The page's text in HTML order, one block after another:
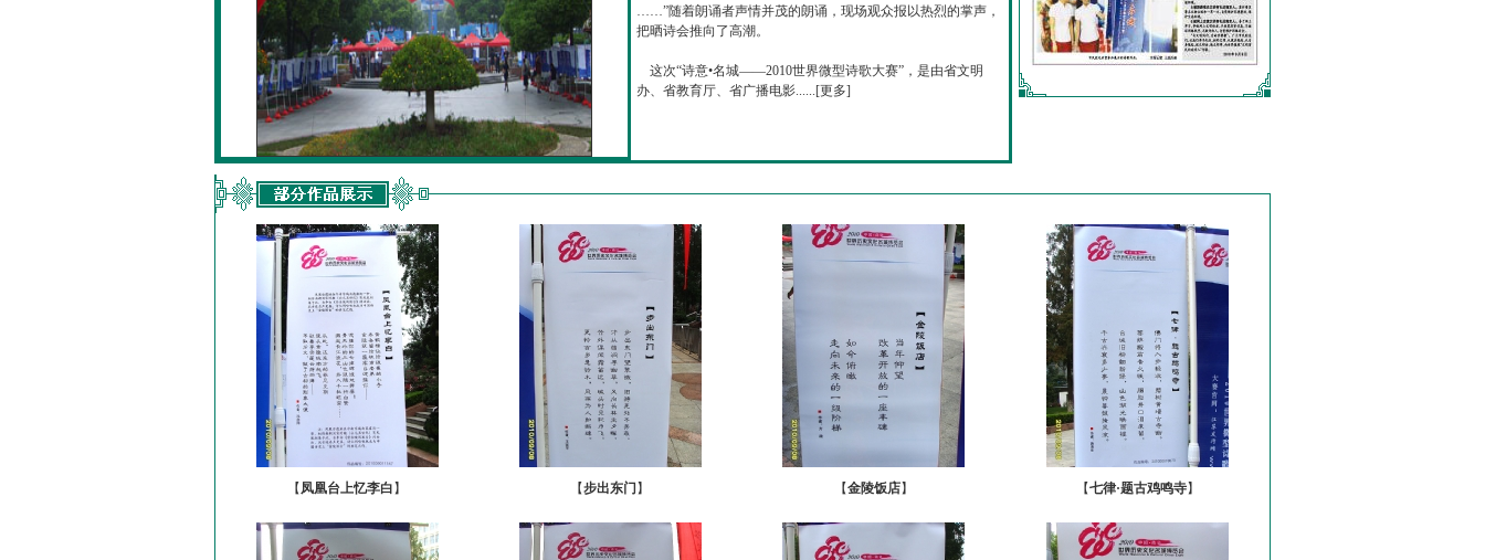
……”随着朗诵者声情并茂的朗诵，现场观众报以热烈的掌声，
把晒诗会推向了高潮。
这次“诗意•名城——2010世界微型诗歌大赛”，是由省文明
办、省教育厅、省广播电影......[更多]
【 凤凰台上忆李白 】 【步出东门 】 【金陵饭店】 【七律·题古鸡鸣寺】